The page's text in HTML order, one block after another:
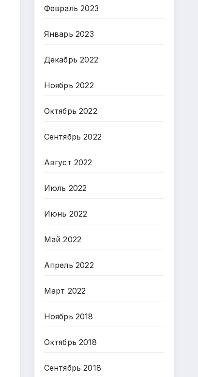
Февраль 2023
Январь 2023
Декабрь 2022
Ноябрь 2022
Октябрь 2022
Сентябрь 2022
Август 2022
Июль 2022
Июнь 2022
Май 2022
Апрель 2022
Март 2022
Ноябрь 2018
Октябрь 2018
Сентябрь 2018